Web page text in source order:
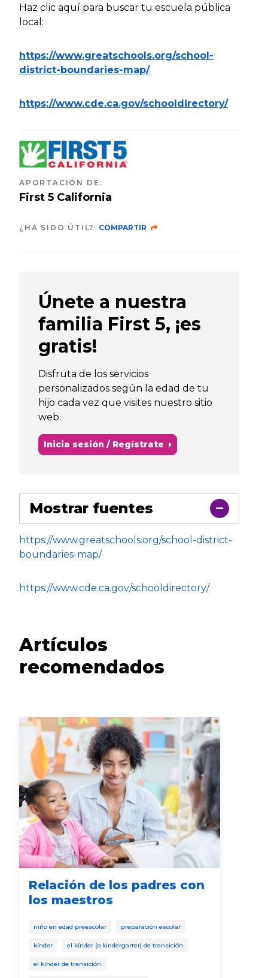
Haz clic aquí para buscar tu escuela pública
local:
https://www.greatschools.org/school-
district-boundaries-map/
https://www.cde.ca.gov/schooldirectory/
APORTACIÓN DE:
First 5 California
¿HA SIDO ÚTIL? COMPARTIR
Únete a nuestra
familia First 5, ¡es
gratis!
Disfruta de los servicios
personalizados según la edad de tu
hijo cada vez que visites nuestro sitio
web.
Inicia sesión / Regístrate
Mostrar fuentes
https://www.greatschools.org/school-district-
boundaries-map/
https://www.cde.ca.gov/schooldirectory/
Artículos
recomendados
Relación de los padres con
los maestros
niño en edad preescolar preparación escolar
kínder el kínder (o kindergarter) de transición
el kínder de transición